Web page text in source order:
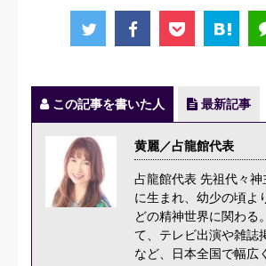
この記事を書いた人 最新記事
黄麗／占龍館代表
占龍館代表 先祖代々
に生まれ、幼少の頃よ
どの精神世界に関わる
て、テレビ出演や雑誌
など、日本全国で幅広